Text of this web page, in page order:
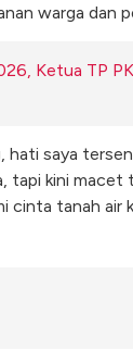
warga dan
Ketua TP
saya
tapi kini
tanah air